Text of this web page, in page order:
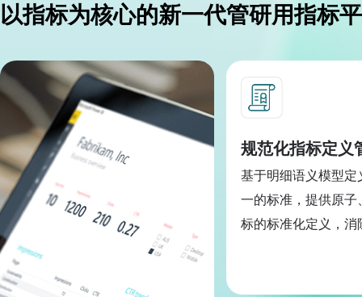
以指标为核心的新一代管研用指标
规范化指标定义
基于明细语义模型定
一的标准，提供原子
标的标准化定义，消